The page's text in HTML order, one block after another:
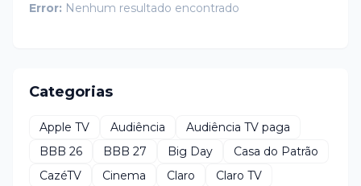
Error: Nenhum resultado encontrado
Categorias
Apple TV Audiência
Audiência TV paga
BBB 26
BBB 27 Big Day
Casa do Patrão
CazéTV
Cinema Claro
Claro TV